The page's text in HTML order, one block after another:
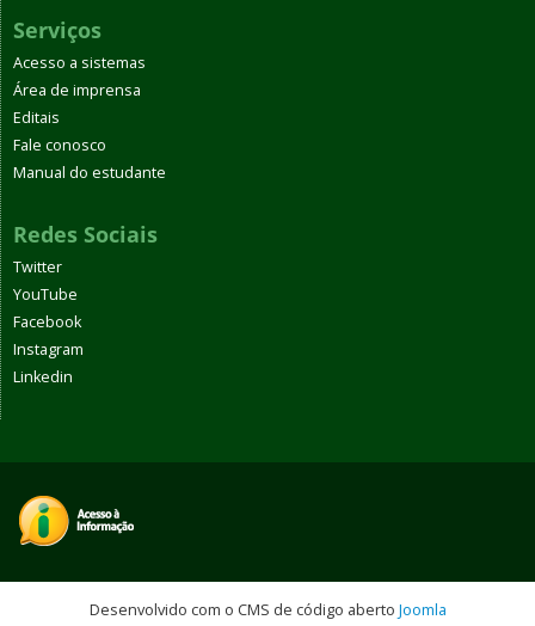
Serviços
Acesso a sistemas
Área de imprensa
Editais
Fale conosco
Manual do estudante
Redes Sociais
Twitter
YouTube
Facebook
Instagram
Linkedin
Desenvolvido com o CMS de código aberto Joomla